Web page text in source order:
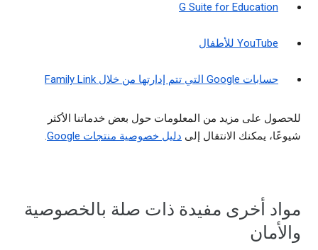
G Suite for Education
YouTube للأطفال
حسابات Google التي تتم إدارتها من خلال Family Link
للحصول على مزيد من المعلومات حول بعض خدماتنا الأكثر
شيوعًا، يمكنك الانتقال إلى دليل خصوصية منتجات Google .
مواد أخرى مفيدة ذات صلة بالخصوصية
والأمان